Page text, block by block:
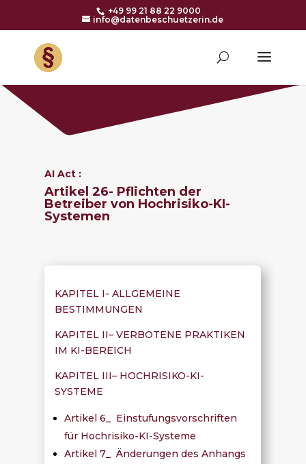
+49 99 21 88 22 9000
info@datenbeschuetzerin.de
AI Act :
Artikel 26- Pflichten der
Betreiber von Hochrisiko-KI-
Systemen
KAPITEL I- ALLGEMEINE
BESTIMMUNGEN
KAPITEL II– VERBOTENE PRAKTIKEN
IM KI-BEREICH
KAPITEL III– HOCHRISIKO-KI-
SYSTEME
Artikel 6_ Einstufungsvorschriften
für Hochrisiko-KI-Systeme
Artikel 7_ Änderungen des Anhangs